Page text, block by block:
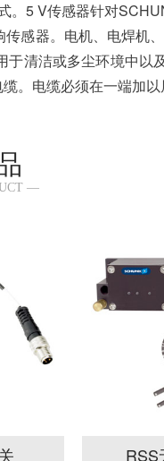
5 V传感器针对
感器。电机、电焊机
清洁或多尘环境中
。电缆必须在一端加以
—
RSS